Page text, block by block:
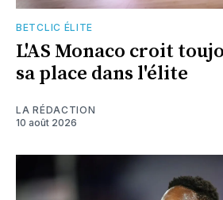
BETCLIC ÉLITE
L'AS Monaco croit
sa place dans l'élite
LA RÉDACTION
10 août 2026